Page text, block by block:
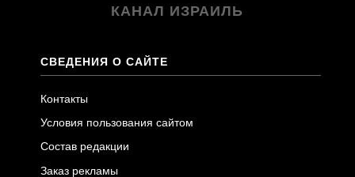
КАНАЛ ИЗРАИЛЬ
СВЕДЕНИЯ О САЙТЕ
Контакты
Условия пользования сайтом
Состав редакции
Заказ рекламы